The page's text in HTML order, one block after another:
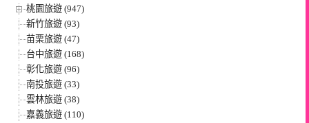
桃園旅遊 (947)
新竹旅遊 (93)
苗栗旅遊 (47)
台中旅遊 (168)
彰化旅遊 (96)
南投旅遊 (33)
雲林旅遊 (38)
嘉義旅遊 (110)